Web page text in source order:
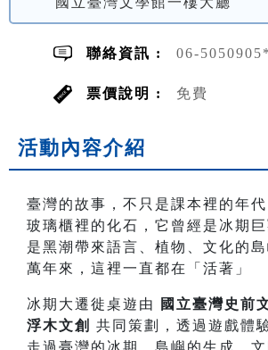
聯絡資訊 : 06-
票價說明 : 免費
活動內容介紹
臺灣的故事，不只是課本裡的年
玻璃櫃裡的化石，它曾經是冰期巨
是黑潮帶來語言、植物、文化的
萬年來，這裡一直都在「活著」
冰期大遷徙桌遊由
國立臺灣史前
浮木文創
共同策劃，透過遊戲體
走過臺灣的冰期、島嶼的生成、